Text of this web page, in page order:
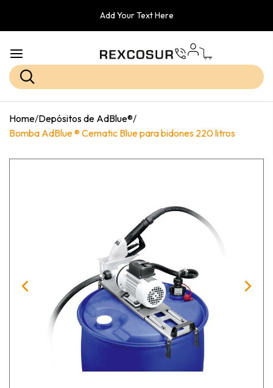
Add Your Text Here
Home/Depósitos de AdBlue®/
Bomba AdBlue ® Cematic Blue para bidones 220 litros